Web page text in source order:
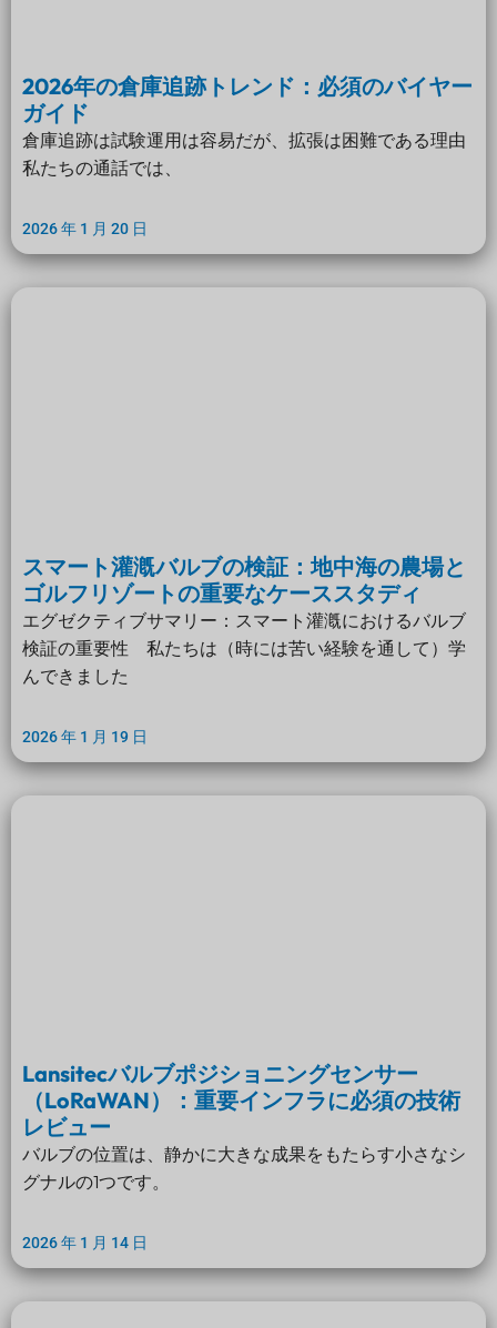
2026年の倉庫追跡トレンド：必須のバイヤー
ガイド
倉庫追跡は試験運用は容易だが、拡張は困難である理由
私たちの通話では、
2026 年 1 月 20 日
スマート灌漑バルブの検証：地中海の農場と
ゴルフリゾートの重要なケーススタディ
エグゼクティブサマリー：スマート灌漑におけるバルブ
検証の重要性 私たちは（時には苦い経験を通して）学
んできました
2026 年 1 月 19 日
Lansitecバルブポジショニングセンサー
（LoRaWAN）：重要インフラに必須の技術
レビュー
バルブの位置は、静かに大きな成果をもたらす小さなシ
グナルの1つです。
2026 年 1 月 14 日